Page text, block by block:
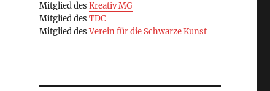
Mitglied des Kreativ MG
Mitglied des TDC
Mitglied desVerein für die Schwarze Kunst